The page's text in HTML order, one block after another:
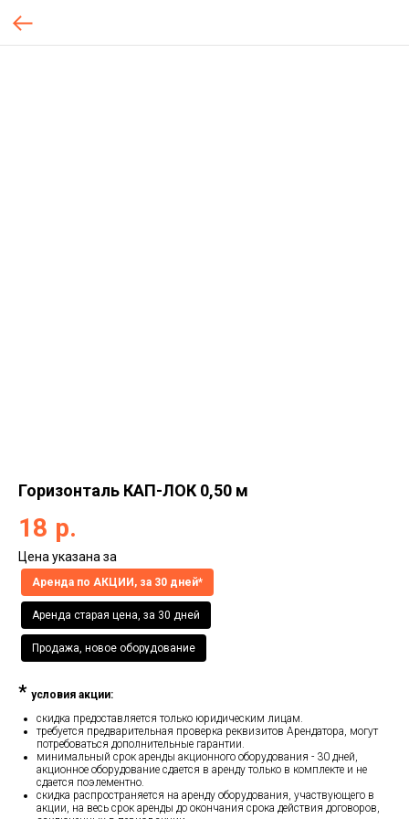
Горизонталь КАП-ЛОК 0,50 м
18 р.
Цена указана за
Аренда по АКЦИИ, за 30 дней*
Аренда старая цена, за 30 дней
Продажа, новое оборудование
* условия акции:
скидка предоставляется только юридическим лицам.
требуется предварительная проверка реквизитов Арендатора, могут
потребоваться дополнительные гарантии.
минимальный срок аренды акционного оборудования - 30 дней,
акционное оборудование сдается в аренду только в комплекте и не
сдается поэлементно.
скидка распространяется на аренду оборудования, участвующего в
акции, на весь срок аренды до окончания срока действия договоров,